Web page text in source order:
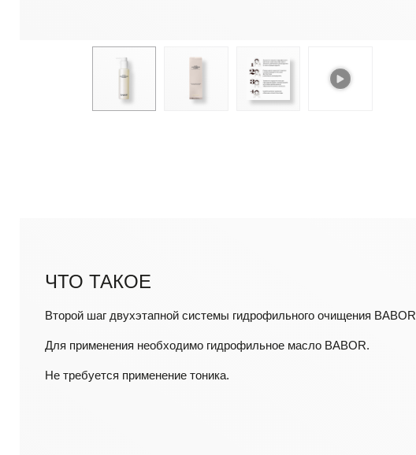
ЧТО ТАКОЕ
Второй шаг двухэтапной системы гидрофильного очищения
Для применения необходимо гидрофильное масло BABOR.
Не требуется применение тоника.